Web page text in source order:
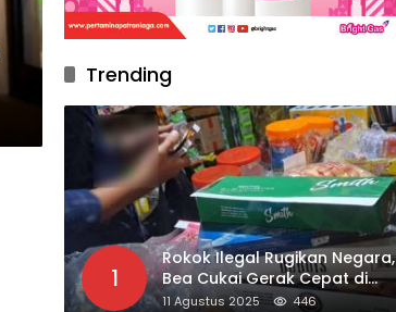
Trending
1
Rokok Ilegal Rugikan Negara,
Bea Cukai Gerak Cepat di
Giripurno
11 Agustus 2025 446